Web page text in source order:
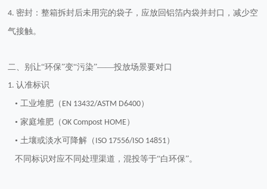
4. 密封：整箱拆封后未用完的袋子，应放回铝箔内袋并封口，减少空
气接触。
二、别让“环保”变“污染”——投放场景要对口
1.认准标识
• 工业堆肥（ EN 13432/ASTM D6400）
• 家庭堆肥（OK Compost HOME）
• 土壤或淡水可降解（ ISO 17556/ISO 14851）
不同标识对应不同处理渠道，混投等于“白环保”。